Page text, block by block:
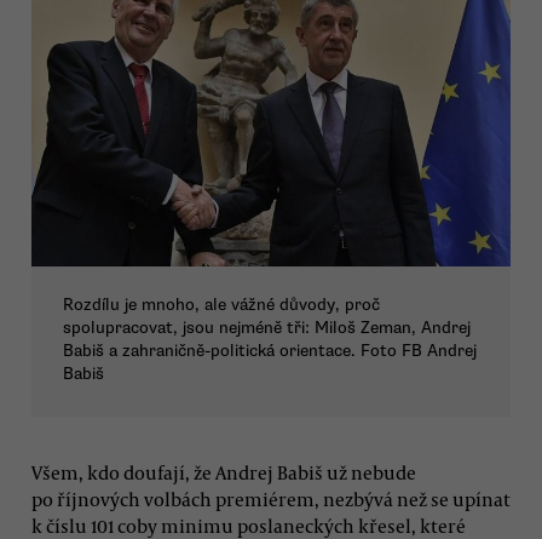
Rozdílu je mnoho, ale vážné důvody, proč
spolupracovat, jsou nejméně tři: Miloš Zeman, Andrej
Babiš a zahraničně-politická orientace. Foto FB Andrej
Babiš
Všem, kdo doufají, že Andrej Babiš už nebude
po říjnových volbách premiérem, nezbývá než se upínat
k číslu 101 coby minimu poslaneckých křesel, které